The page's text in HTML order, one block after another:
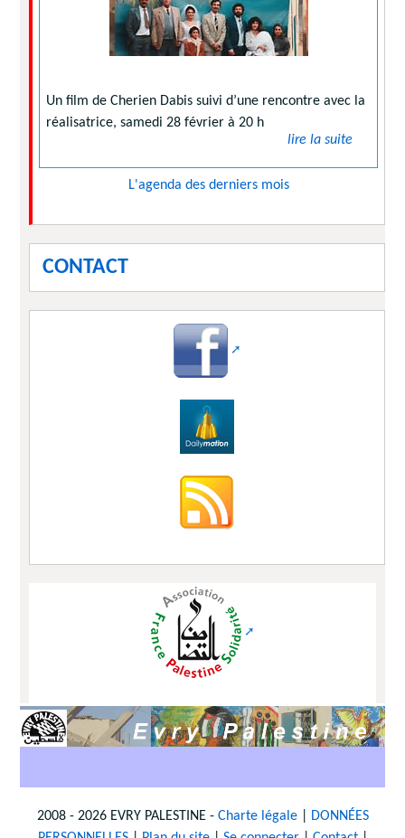
Un film de Cherien Dabis suivi d’une rencontre avec la
réalisatrice, samedi 28 février à 20 h
lire la suite
L'agenda des derniers mois
CONTACT
2008 - 2026 EVRY PALESTINE - Charte légale|
DONNÉES